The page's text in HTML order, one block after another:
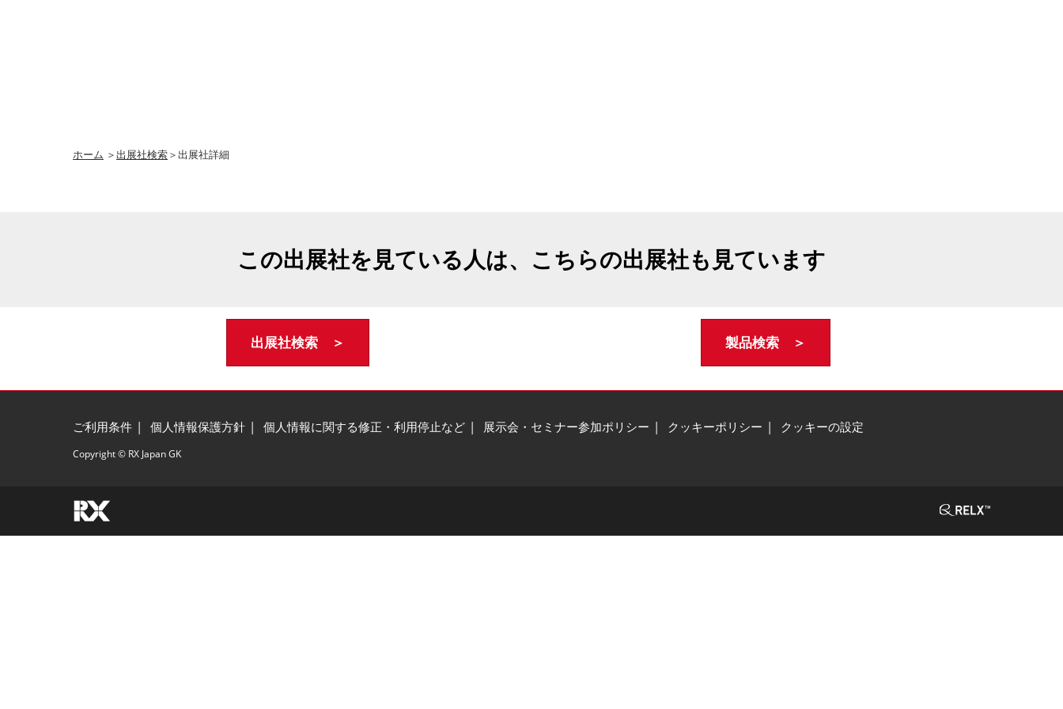
ホーム ＞出展社検索＞出展社詳細
この出展社を見ている人は、こちらの出展社も見ています
出展社検索 ＞ 製品検索 ＞
ご利用条件 個人情報保護方針 個人情報に関する修正・利用停止など 展示会・セミナー参加ポリシー クッキーポリシー クッキーの設定
Copyright © RX Japan GK